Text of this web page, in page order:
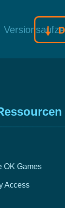
OK Games
Access